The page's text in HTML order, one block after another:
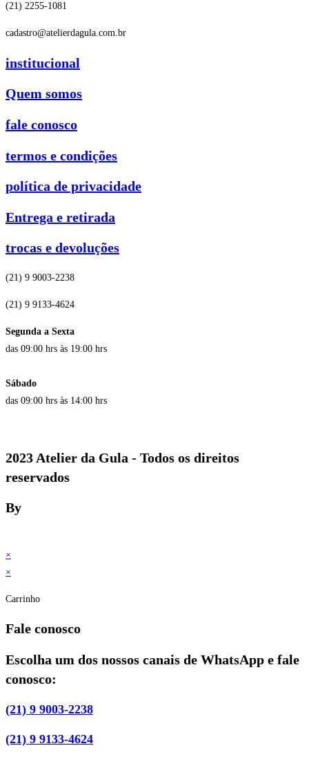
(21) 2255-1081
cadastro@atelierdagula.com.br
institucional
Quem somos
fale conosco
termos e condições
política de privacidade
Entrega e retirada
trocas e devoluções
(21) 9 9003-2238
(21) 9 9133-4624
Segunda a Sexta
das 09:00 hrs às 19:00 hrs
Sábado
das 09:00 hrs às 14:00 hrs
2023 Atelier da Gula - Todos os direitos
reservados
By
×
×
Carrinho
Fale conosco
Escolha um dos nossos canais de WhatsApp e fale
conosco:
(21) 9 9003-2238
(21) 9 9133-4624